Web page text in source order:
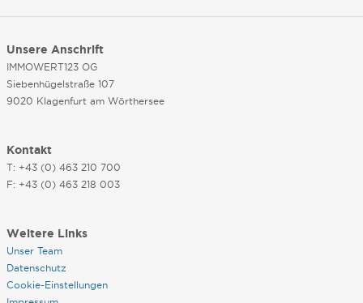
Unsere Anschrift
IMMOWERT123 OG
Siebenhügelstraße 107
9020 Klagenfurt am Wörthersee
Kontakt
T: +43 (0) 463 210 700
F: +43 (0) 463 218 003
Weitere Links
Unser Team
Datenschutz
Cookie-Einstellungen